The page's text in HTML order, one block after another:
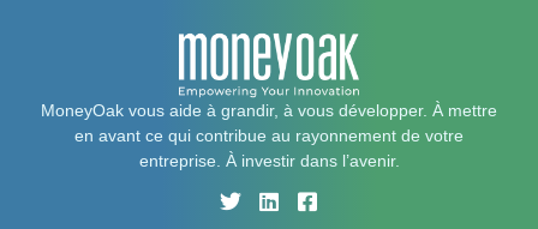
MoneyOak vous aide à grandir, à vous développer. À mettre
en avant ce qui contribue au rayonnement de votre
entreprise. À investir dans l’avenir.